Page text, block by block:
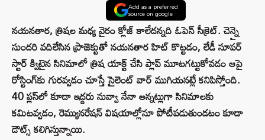
Add as a preferred
source on google
నయనతార, త్రిషల మధ్య వైరం క్లోజ్ కాలేదన్నది ఓపెన్ సీక్రెట్. చెన్నై
సుందరి వదిలేసిన ప్రాజెక్టుతో నయనతార హిట్ కొట్టడం, లేడీ సూపర్
స్టార్ క్విటైన సినిమాలో త్రిష యాక్ట్ చేసి ప్లాప్ మూటగట్టుకోవడం ఆపై
రోస్టింగ్‌కు గురవ్వడం చూస్తే సైలెంట్ వార్ ముగియనట్లే కనిపిస్తోంది.
40 ప్లస్‌లో కూడా ఇద్దరు నువ్వా నేనా అన్నట్లుగా సినిమాలకు
కమిటవ్వడం, రెమ్యునరేషన్ విషయాల్లోనూ పోటీపడుతుండటం కూడా
డౌట్స్ కలిగిస్తున్నాయి.